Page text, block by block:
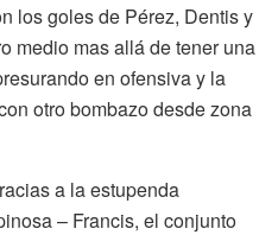
los goles de Pérez, Dentis y
medio mas allá de tener una
en ofensiva y la
otro bombazo desde zona
a la estupenda
– Francis, el conjunto